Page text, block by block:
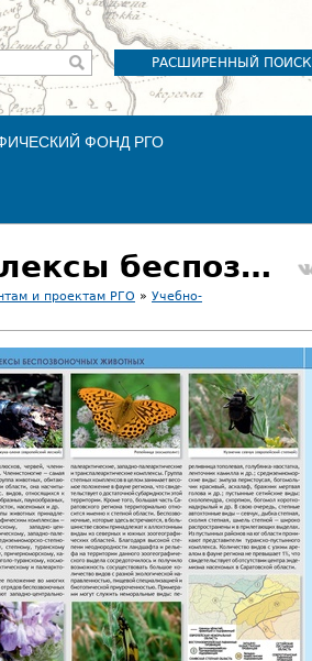
РАСШИРЕННЫЙ ПОИСК
ФОНД РГО
038. Основные зоогеографические комплексы беспозвоночных животных
и проектам РГО » Учебно-